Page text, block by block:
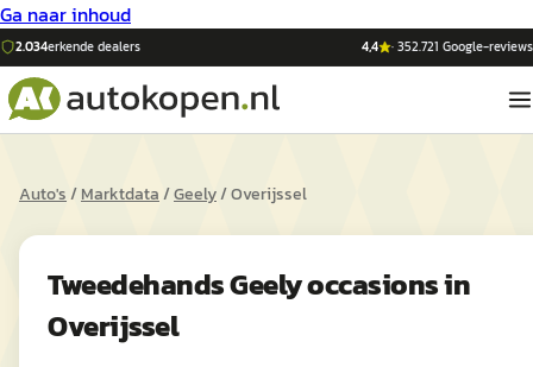
Ga naar inhoud
2.034erkende dealers 4,4 ·352.721 Google-reviews
Auto's/Marktdata/Geely/Overijssel
TweedehandsGeelyoccasions in
Overijssel